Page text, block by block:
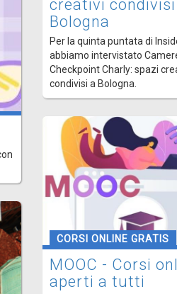
creativi condivisi
Bologna
Per la quinta puntata di
abbiamo intervistato
Checkpoint Charly: spazi
condivisi a Bologna.
CORSI ONLINE GRATIS
MOOC - Corsi
aperti a tutti